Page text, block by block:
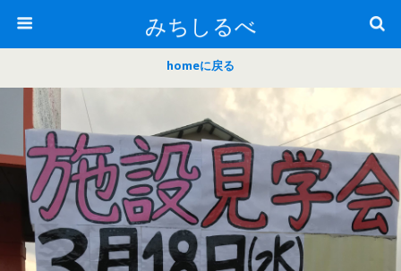
みちしるべ
homeに戻る